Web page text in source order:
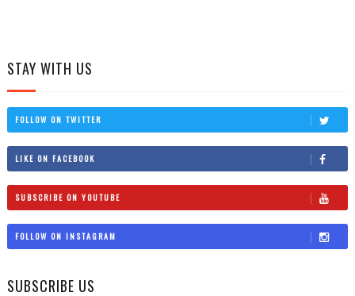
STAY WITH US
FOLLOW ON TWITTER
LIKE ON FACEBOOK
SUBSCRIBE ON YOUTUBE
FOLLOW ON INSTAGRAM
SUBSCRIBE US